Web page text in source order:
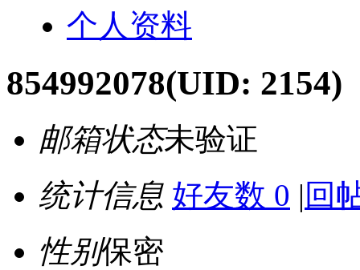
个人资料
854992078(UID: 2154)
邮箱状态未验证
统计信息 好友数 0 | 回
性别保密